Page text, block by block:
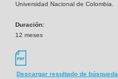
Universidad Nacional de Colombia.
Duración:
12 meses
Descargar resultado de búsqueda